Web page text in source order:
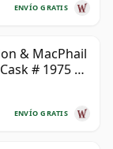
ENVÍO GRATIS
& MacPhail
# 1975 45
ENVÍO GRATIS